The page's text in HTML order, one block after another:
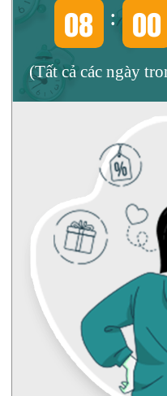
08 : 00
(Tất cả các ngày